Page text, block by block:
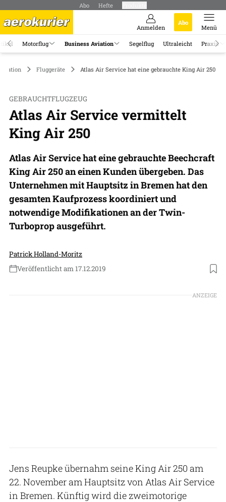
Abo Hefte
Anmelden
Abo
Menü
Motorflug Business Aviation Segelflug Ultraleicht Praxis
Fluggeräte Atlas Air Service hat eine gebrauchte King Air 250
GEBRAUCHTFLUGZEUG
Atlas Air Service vermittelt
King Air 250
Atlas Air Service hat eine gebrauchte Beechcraft
King Air 250 an einen Kunden übergeben. Das
Unternehmen mit Hauptsitz in Bremen hat den
gesamten Kaufprozess koordiniert und
notwendige Modifikationen an der Twin-
Turboprop ausgeführt.
Patrick Holland-Moritz
Veröffentlicht am 17.12.2019
Foto: Atlas Air Service
ANZEIGE
Jens Reupke übernahm seine King Air 250 am
22. November am Hauptsitz von Atlas Air Service
in Bremen. Künftig wird die zweimotorige